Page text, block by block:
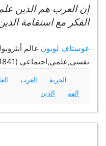
إن العرب هم الذين
الفكر مع استقامة
غوستاف لوبون عالم
نفسي,علمي,اجتماعي (1841 - 1931)
الحرية العرب
الهم
الدين